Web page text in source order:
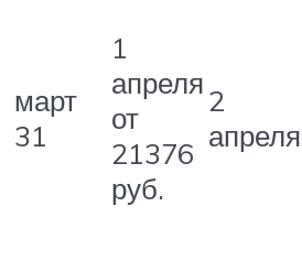
март
31
1
апреля
от
21376
руб.
2
апреля